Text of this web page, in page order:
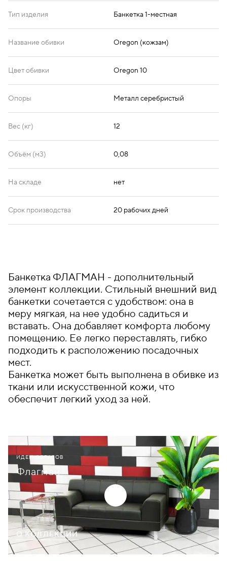
Тип изделия Банкетка 1-местная
Название обивки Oregon (кожзам)
Цвет обивки Oregon 10
Опоры Металл серебристый
Вес (кг) 12
Объём (м3) 0,08
На складе нет
Срок производства 20 рабочих дней
Банкетка ФЛАГМАН - дополнительный
элемент коллекции. Стильный внешний вид
банкетки сочетается с удобством: она в
меру мягкая, на нее удобно садиться и
вставать. Она добавляет комфорта любому
помещению. Ее легко переставлять, гибко
подходить к расположению посадочных
мест.
Банкетка может быть выполнена в обивке из
ткани или искусственной кожи, что
обеспечит легкий уход за ней.
ИДЕИ ОБРАЗОВ
Флагман
О КОЛЛЕКЦИИ